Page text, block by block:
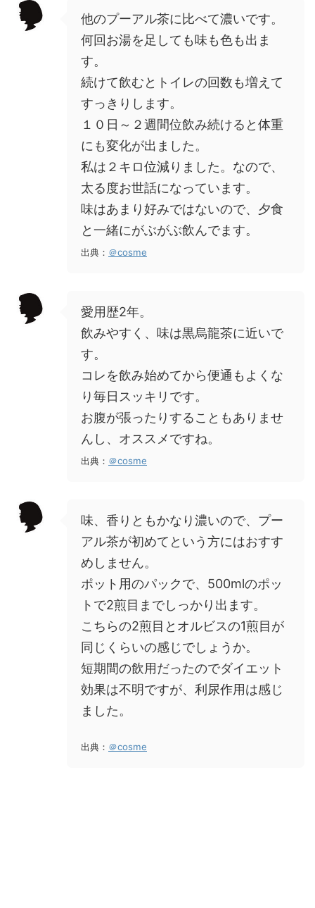
他のプーアル茶に比べて濃いです。
何回お湯を足しても味も色も出ま
す。
続けて飲むとトイレの回数も増えて
すっきりします。
１０日～２週間位飲み続けると体重
にも変化が出ました。
私は２キロ位減りました。なので、
太る度お世話になっています。
味はあまり好みではないので、夕食
と一緒にがぶがぶ飲んでます。
出典： ＠cosme
愛用歴2年。
飲みやすく、味は黒烏龍茶に近いで
す。
コレを飲み始めてから便通もよくな
り毎日スッキリです。
お腹が張ったりすることもありませ
んし、オススメですね。
出典： ＠cosme
味、香りともかなり濃いので、プー
アル茶が初めてという方にはおすす
めしません。
ポット用のパックで、500mlのポッ
トで2煎目までしっかり出ます。
こちらの2煎目とオルビスの1煎目が
同じくらいの感じでしょうか。
短期間の飲用だったのでダイエット
効果は不明ですが、利尿作用は感じ
ました。
出典： ＠cosme